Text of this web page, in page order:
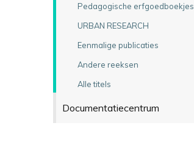
Pedagogische erfgoedboekjes
URBAN RESEARCH
Eenmalige publicaties
Andere reeksen
Alle titels
Documentatiecentrum